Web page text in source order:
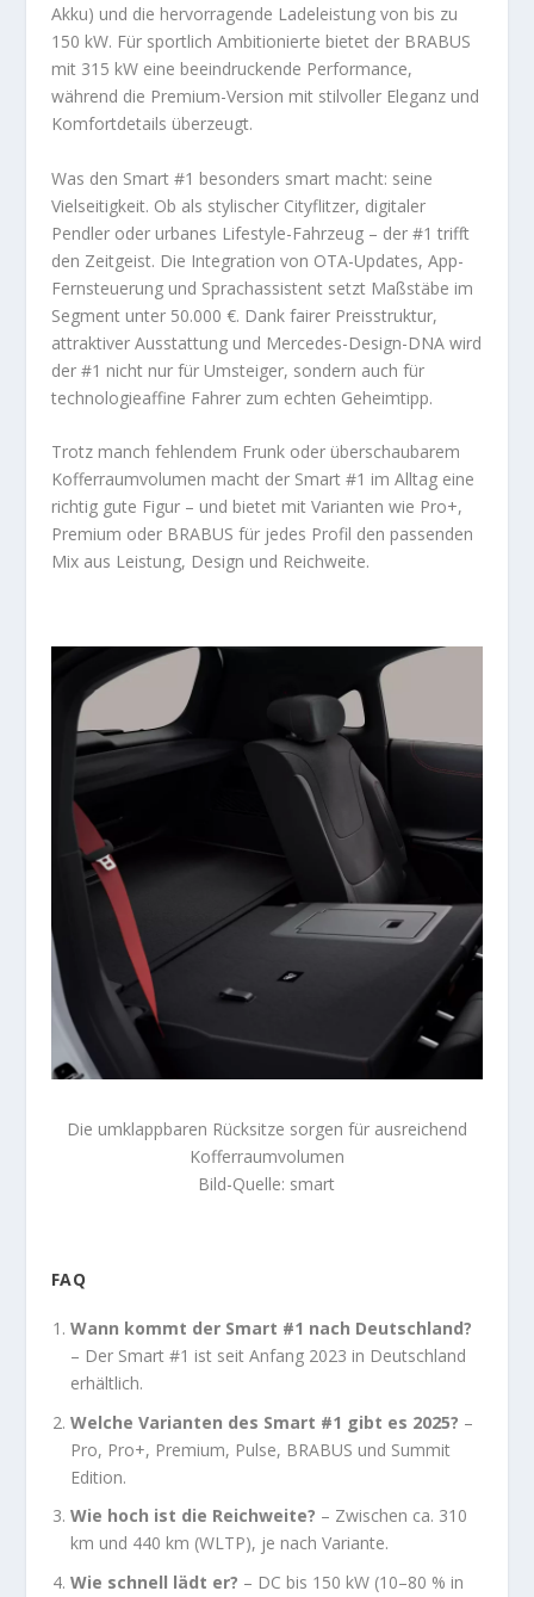
Akku) und die hervorragende Ladeleistung von bis zu
150 kW. Für sportlich Ambitionierte bietet der BRABUS
mit 315 kW eine beeindruckende Performance,
während die Premium-Version mit stilvoller Eleganz und
Komfortdetails überzeugt.
Was den Smart #1 besonders smart macht: seine
Vielseitigkeit. Ob als stylischer Cityflitzer, digitaler
Pendler oder urbanes Lifestyle-Fahrzeug – der #1 trifft
den Zeitgeist. Die Integration von OTA-Updates, App-
Fernsteuerung und Sprachassistent setzt Maßstäbe im
Segment unter 50.000 €. Dank fairer Preisstruktur,
attraktiver Ausstattung und Mercedes-Design-DNA wird
der #1 nicht nur für Umsteiger, sondern auch für
technologieaffine Fahrer zum echten Geheimtipp.
Trotz manch fehlendem Frunk oder überschaubarem
Kofferraumvolumen macht der Smart #1 im Alltag eine
richtig gute Figur – und bietet mit Varianten wie Pro+,
Premium oder BRABUS für jedes Profil den passenden
Mix aus Leistung, Design und Reichweite.
Die umklappbaren Rücksitze sorgen für ausreichend
Kofferraumvolumen
Bild-Quelle: smart
FAQ
Wann kommt der Smart #1 nach Deutschland?
– Der Smart #1 ist seit Anfang 2023 in Deutschland
erhältlich.
Welche Varianten des Smart #1 gibt es 2025? –
Pro, Pro+, Premium, Pulse, BRABUS und Summit
Edition.
Wie hoch ist die Reichweite? – Zwischen ca. 310
km und 440 km (WLTP), je nach Variante.
Wie schnell lädt er? – DC bis 150 kW (10–80 % in